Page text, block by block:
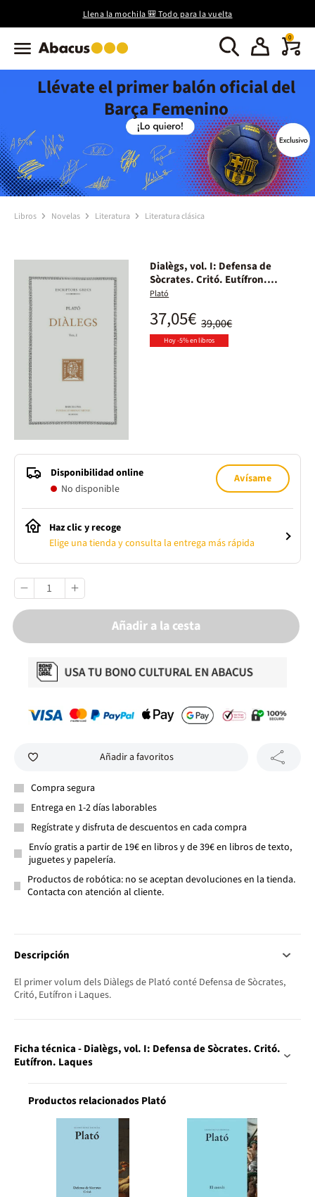
Llena la mochila 🎒 Todo para la vuelta
0
Llévate el primer balón oficial del
Barça Femenino
Libros Novelas Literatura Literatura clásica
Dialègs, vol. I: Defensa de
Sòcrates. Critó. Eutífron.
Laques
Plató
39,00€
37,05€
Hoy -5% en libros
Disponibilidad online
No disponible
Avísame
Haz clic y recoge
Elige una tienda y consulta la entrega más rápida
Añadir a la cesta
Añadir a favoritos
Compra segura
Entrega en 1-2 días laborables
Regístrate y disfruta de descuentos en cada compra
Envío gratis a partir de 19€ en libros y de 39€ en libros de texto,
juguetes y papelería.
Productos de robótica: no se aceptan devoluciones en la tienda.
Contacta con atención al cliente.
Descripción
El primer volum dels Diàlegs de Plató conté Defensa de Sòcrates,
Critó, Eutífron i Laques.
Ficha técnica - Dialègs, vol. I: Defensa de Sòcrates. Critó.
Eutífron. Laques
Productos relacionados Plató